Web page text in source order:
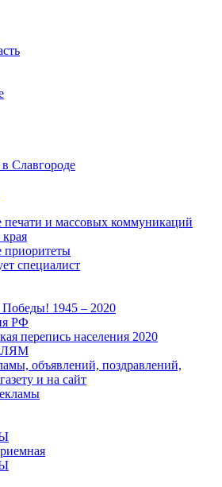
Славгороде
печати и массовых коммуникаций
приоритеты
специалист
1945 – 2020
РФ
перепись населения 2020
объявлений, поздравлений,
и на сайт